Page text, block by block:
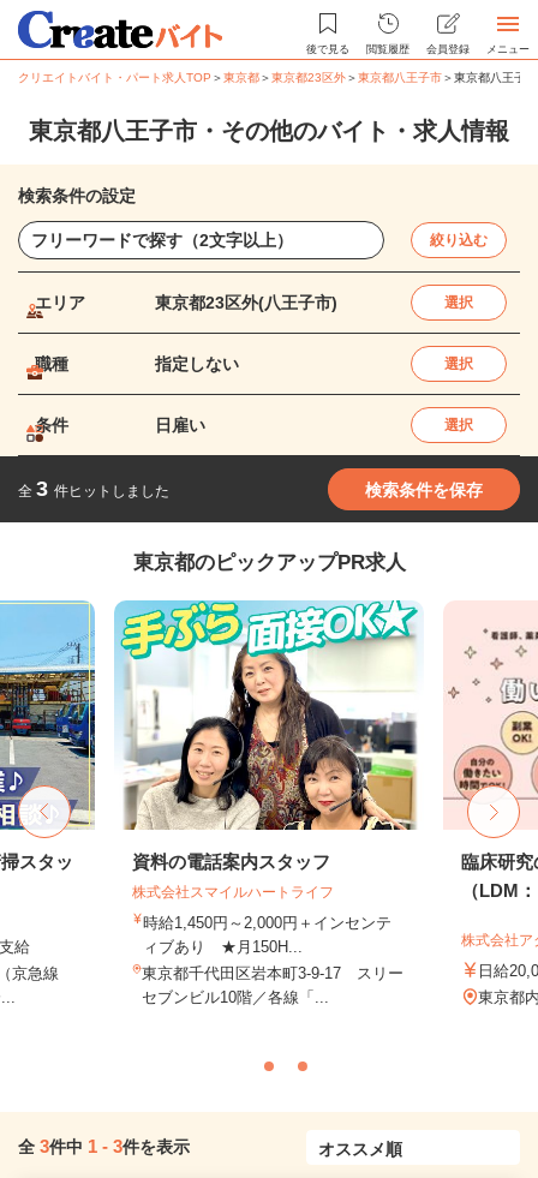
後で見る 閲覧履歴 会員登録 メニュー
クリエイトバイト・パート求人TOP ＞東京都＞東京都23区外＞東京都八王子市＞東京都八王子
東京都八王子市・その他のバイト・求人情報
検索条件の設定
絞り込む
エリア 東京都23区外(八王子市) 選択
職種 指定しない 選択
条件 日雇い 選択
全 3 件ヒットしました 検索条件を保存
東京都のピックアップPR求人
スタッ
給
京急線
資料の電話案内スタッフ
株式会社スマイルハートライフ
時給1,450円～2,000円＋インセンテ
ィブあり ★月150H...
東京都千代田区岩本町3-9-17 スリー
セブンビル10階／各線「...
臨床研究
（LDM
株式会社ア
日給
東京都
全 3件中 1 - 3件を表示